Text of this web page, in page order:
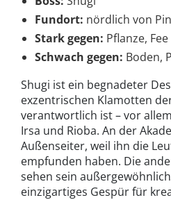
Fundort: nördlich von
Stark gegen: Pflanze, Fee
Schwach gegen: Boden,
Shugi ist ein begnadeter
exzentrischen Klamotten
verantwortlich ist – vor
Irsa und Rioba. An der
Außenseiter, weil ihn die
empfunden haben. Die
sehen sein
einzigartiges Gespür für